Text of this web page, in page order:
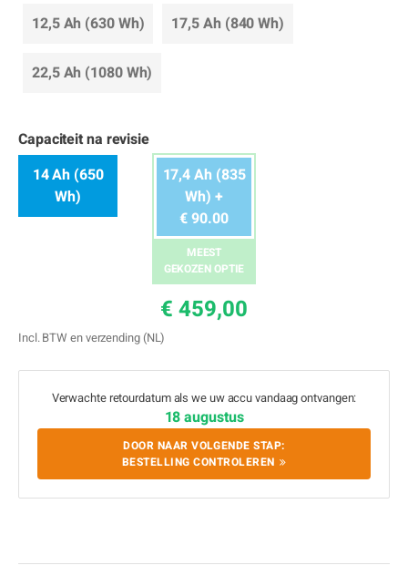
12,5 Ah (630 Wh) 17,5 Ah (840 Wh)
22,5 Ah (1080 Wh)
Capaciteit na revisie
14 Ah (650
Wh)
17,4 Ah (835
Wh) +
€ 90.00
MEEST
GEKOZEN OPTIE
€ 459,00
Incl. BTW en verzending (NL)
Verwachte retourdatum als we uw accu vandaag ontvangen:
18 augustus
DOOR NAAR VOLGENDE STAP:
BESTELLING CONTROLEREN